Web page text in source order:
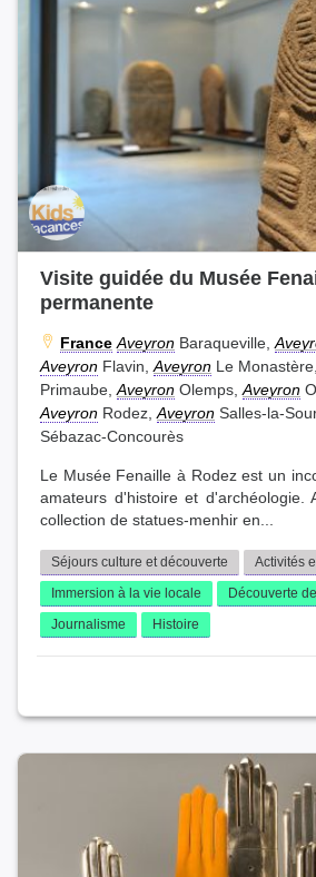
Visite guidée du Musée
permanente
France Aveyron Baraqueville,
Aveyron Flavin, Aveyron Le Monastère,
Primaube, Aveyron Olemps, Aveyron
Aveyron Rodez, Aveyron Salles-la-
Sébazac-Concourès
Le Musée Fenaille à Rodez est un
amateurs d'histoire et d'archéologie.
collection de statues-menhir en...
Séjours culture et découverte
Activités
Immersion à la vie locale
Découverte
Journalisme
Histoire